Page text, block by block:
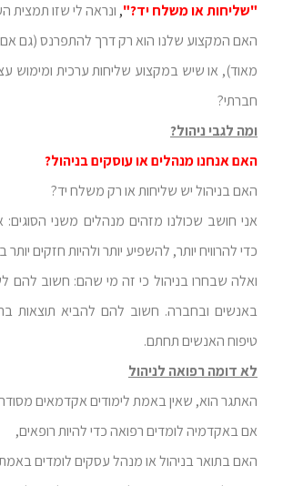
"שליחות או משלח יד?", ונראה לי שזו תמצית
האם המקצוע שלנו הוא רק דרך להתפרנס (גם אם
מאוד), או שיש במקצוע שליחות ערכית ומימוש
חברתי?
ומה לגבי ניהול?
האם אנחנו מנהלים או עוסקים בניהול?
האם בניהול יש שליחות או רק משלח יד?
אני חושב שכולנו מזהים מנהלים משני
כדי להרוויח יותר, להשפיע יותר ולהיות חזקים יותר
ואלה שבחרו בניהול כי זה מי שהם: חשוב להם
באנשים ובחברה. חשוב להם להביא תוצאות
טיפוח האנשים תחתם.
לא דומה רפואה לניהול
האתגר הוא, שאין באמת לימודים אקדמאים
אם באקדמיה לומדים רפואה כדי להיות רופאים,
האם בתואר בניהול או מנהל עסקים לומדים